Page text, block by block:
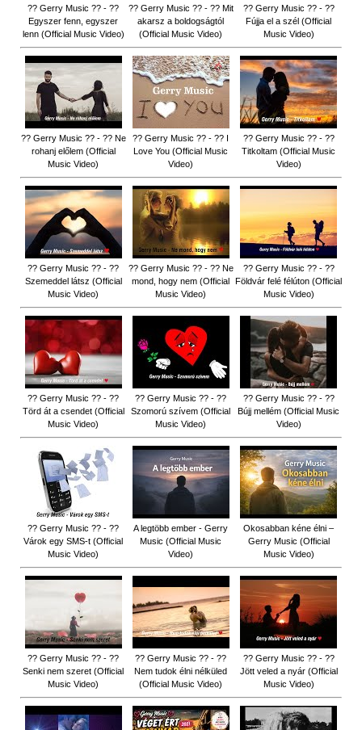
?? Gerry Music ?? - ??
Egyszer fenn, egyszer
lenn (Official Music Video)
?? Gerry Music ?? - ?? Mit
akarsz a boldogságtól
(Official Music Video)
?? Gerry Music ?? - ??
Fújja el a szél (Official
Music Video)
?? Gerry Music ?? - ?? Ne
rohanj előlem (Official
Music Video)
?? Gerry Music ?? - ?? I
Love You (Official Music
Video)
?? Gerry Music ?? - ??
Titkoltam (Official Music
Video)
?? Gerry Music ?? - ??
Szemeddel látsz (Official
Music Video)
?? Gerry Music ?? - ?? Ne
mond, hogy nem (Official
Music Video)
?? Gerry Music ?? - ??
Földvár felé félúton (Official
Music Video)
?? Gerry Music ?? - ??
Törd át a csendet (Official
Music Video)
?? Gerry Music ?? - ??
Szomorú szívem (Official
Music Video)
?? Gerry Music ?? - ??
Bújj mellém (Official Music
Video)
?? Gerry Music ?? - ??
Várok egy SMS-t (Official
Music Video)
A legtöbb ember - Gerry
Music (Official Music
Video)
Okosabban kéne élni –
Gerry Music (Official
Music Video)
?? Gerry Music ?? - ??
Senki nem szeret (Official
Music Video)
?? Gerry Music ?? - ??
Nem tudok élni nélküled
(Official Music Video)
?? Gerry Music ?? - ??
Jött veled a nyár (Official
Music Video)